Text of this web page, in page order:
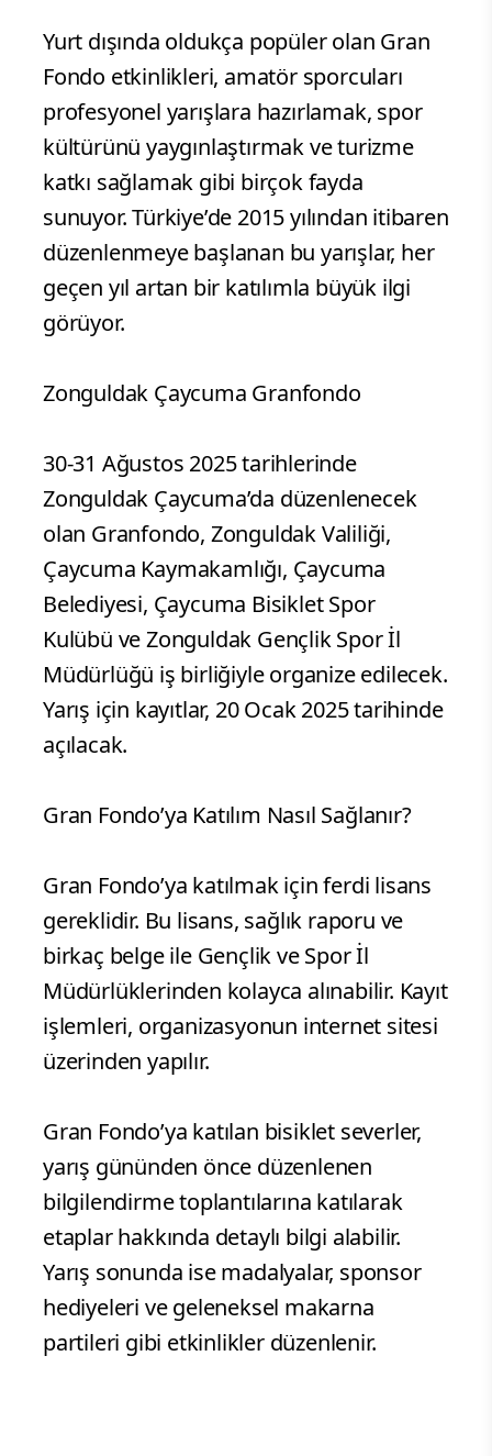
Yurt dışında oldukça popüler olan Gran
Fondo etkinlikleri, amatör sporcuları
profesyonel yarışlara hazırlamak, spor
kültürünü yaygınlaştırmak ve turizme
katkı sağlamak gibi birçok fayda
sunuyor. Türkiye’de 2015 yılından itibaren
düzenlenmeye başlanan bu yarışlar, her
geçen yıl artan bir katılımla büyük ilgi
görüyor.
Zonguldak Çaycuma Granfondo
30-31 Ağustos 2025 tarihlerinde
Zonguldak Çaycuma’da düzenlenecek
olan Granfondo, Zonguldak Valiliği,
Çaycuma Kaymakamlığı, Çaycuma
Belediyesi, Çaycuma Bisiklet Spor
Kulübü ve Zonguldak Gençlik Spor İl
Müdürlüğü iş birliğiyle organize edilecek.
Yarış için kayıtlar, 20 Ocak 2025 tarihinde
açılacak.
Gran Fondo’ya Katılım Nasıl Sağlanır?
Gran Fondo’ya katılmak için ferdi lisans
gereklidir. Bu lisans, sağlık raporu ve
birkaç belge ile Gençlik ve Spor İl
Müdürlüklerinden kolayca alınabilir. Kayıt
işlemleri, organizasyonun internet sitesi
üzerinden yapılır.
Gran Fondo’ya katılan bisiklet severler,
yarış gününden önce düzenlenen
bilgilendirme toplantılarına katılarak
etaplar hakkında detaylı bilgi alabilir.
Yarış sonunda ise madalyalar, sponsor
hediyeleri ve geleneksel makarna
partileri gibi etkinlikler düzenlenir.